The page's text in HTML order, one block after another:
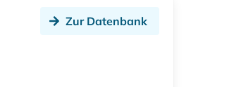
Zur Datenbank